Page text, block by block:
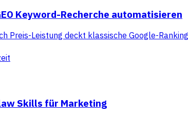
Keyword-Recherche automatisieren
Preis-Leistung deckt klassische Google-
Skills für Marketing